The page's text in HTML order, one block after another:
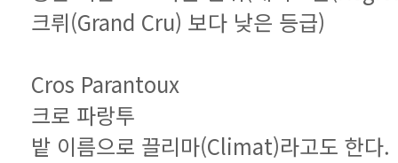
크뤼(Grand Cru) 보다 낮은 등급)
Cros Parantoux
크로 파랑투
밭 이름으로 끌리마(Climat)라고도 한다.